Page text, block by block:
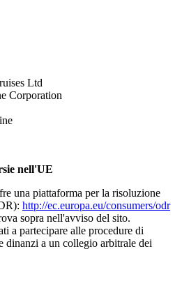
Ltd
Corporation
nell'UE
una piattaforma per la risoluzione
http://ec.europa.eu/consumers/odr
sopra nell'avviso del sito.
a partecipare alle procedure di
dinanzi a un collegio arbitrale dei